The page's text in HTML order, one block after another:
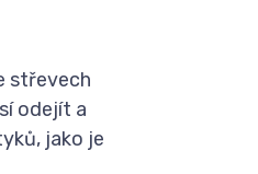
střevech
odejít a
jako je